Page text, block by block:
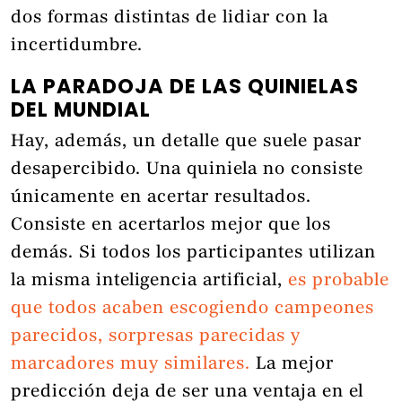
dos formas distintas de lidiar con la
incertidumbre.
LA PARADOJA DE LAS QUINIELAS
DEL MUNDIAL
Hay, además, un detalle que suele pasar
desapercibido. Una quiniela no consiste
únicamente en acertar resultados.
Consiste en acertarlos mejor que los
demás. Si todos los participantes utilizan
la misma inteligencia artificial, es probable
que todos acaben escogiendo campeones
parecidos, sorpresas parecidas y
marcadores muy similares. La mejor
predicción deja de ser una ventaja en el